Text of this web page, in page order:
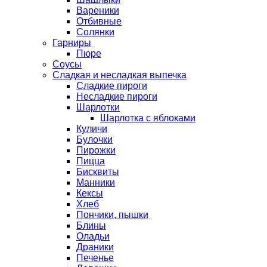
Вареники
Отбивные
Солянки
Гарниры
Пюре
Соусы
Сладкая и несладкая выпечка
Сладкие пироги
Несладкие пироги
Шарлотки
Шарлотка с яблоками
Куличи
Булочки
Пирожки
Пицца
Бисквиты
Манники
Кексы
Хлеб
Пончики, пышки
Блины
Оладьи
Драники
Печенье